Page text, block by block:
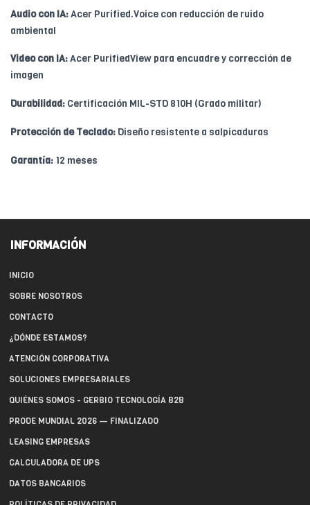
Audio con IA:Acer Purified.Voice con reducción de ruido
ambiental
Video con IA:Acer PurifiedView para encuadre y corrección de
imagen
Durabilidad: Certificación MIL-STD 810H (Grado militar)
Protección de Teclado: Diseño resistente a salpicaduras
Garantía: 12 meses
INFORMACIÓN
INICIO
SOBRE NOSOTROS
CONTACTO
¿DÓNDE ESTAMOS?
ATENCIÓN CORPORATIVA
SOLUCIONES EMPRESARIALES
QUIÉNES SOMOS - GERBIO TECNOLOGÍA B2B
PRODE MUNDIAL 2026 — FINALIZADO
LEASING EMPRESAS
CALCULADORA DE UPS
DATOS BANCARIOS